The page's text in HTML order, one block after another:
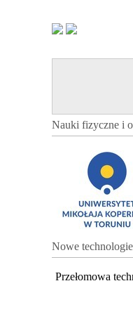
Nauki fizyczne i
Nowe
Przełomowa